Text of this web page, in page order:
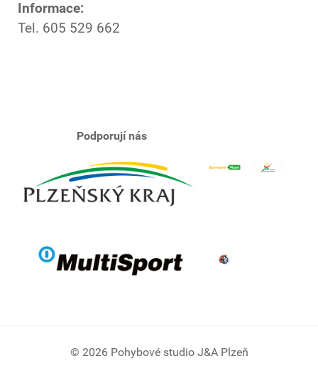
Informace:
Tel. 605 529 662
Podporují nás
© 2026 Pohybové studio J&A Plzeň